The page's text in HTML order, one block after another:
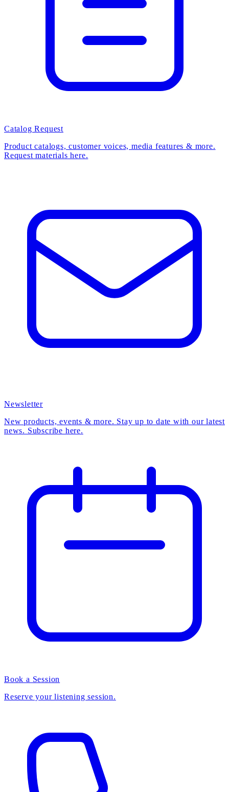
Catalog Request
Product catalogs, customer voices, media features & more.
Request materials here.
Newsletter
New products, events & more. Stay up to date with our latest
news. Subscribe here.
Book a Session
Reserve your listening session.